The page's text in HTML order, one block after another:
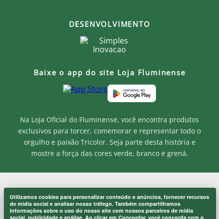
×
Onde eu sou de casa.
Laranjeiras 1902.
Utilizamos cookies para personalizar conteúdo e anúncios, fornecer recursos
de mídia social e analisar nosso tráfego. Também compartilhamos
informações sobre o uso do nosso site com nossos parceiros de mídia
social, publicidade e análise. Ao clicar em Concordar, você concorda com o
Na Loja Oficial do Fluminense, você encontra produtos
exclusivos para torcer, comemorar e representar todo o
orgulho e paixão Tricolor. Seja parte desta história e
mostre a força das cores verde, branco e grená.
DESENVOLVIMENTO
Baixe o app do site Loja Fluminense
Rua Jose de Figueiredo - Barra da Tijuca - RJ CEP: 22793-170
Atendimento ao Cliente: atendimento@lojaflu.com.br / (21) 98808-
9954